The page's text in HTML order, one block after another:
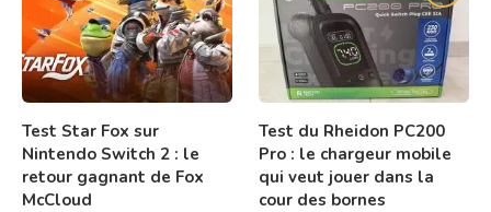
Test Star Fox sur
Nintendo Switch 2 : le
retour gagnant de Fox
McCloud
Test du Rheidon PC200
Pro : le chargeur mobile
qui veut jouer dans la
cour des bornes